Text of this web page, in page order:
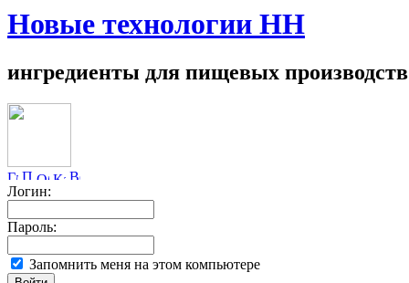
Новые технологии НН
ингредиенты для пищевых производств
Логин:
Пароль:
Запомнить меня на этом компьютере